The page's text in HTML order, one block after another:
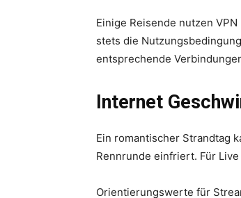
Einige Reisende nutzen
stets die
entsprechende
Internet
Ein romantischer Strandtag
Rennrunde einfriert. Für
Orientierungswerte für